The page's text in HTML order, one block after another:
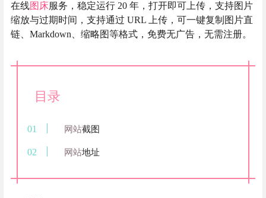
在线图床服务，稳定运行 20 年，打开即可上传，支持图片
缩放与过期时间，支持通过 URL 上传，可一键复制图片直
链、Markdown、缩略图等格式，免费无广告，无需注册。
目录
网站截图
网站地址